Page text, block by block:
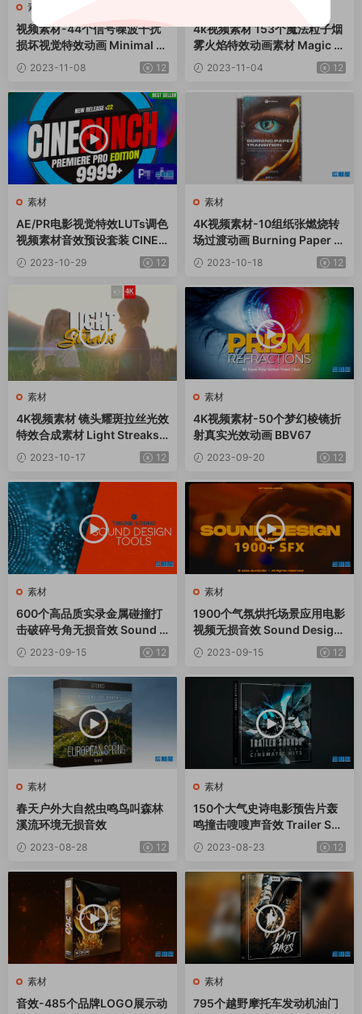
素材
视频素材-44个信号噪波干扰
损坏视觉特效动画 Minimal N
oise Loops
2023-11-08 12
4k视频素材 153个魔法粒子烟
雾火焰特效动画素材 Magic S
pell BBV48
2023-11-04 12
素材
AE/PR电影视觉特效LUTs调色
视频素材音效预设套装 CINEP
UNCH V22
2023-10-29 12
素材
4K视频素材-10组纸张燃烧转
场过渡动画 Burning Paper Tr
ansitions
2023-10-18 12
素材
4K视频素材 镜头耀斑拉丝光效
特效合成素材 Light Streaks B
BV322023-10-17 12
素材
4K视频素材-50个梦幻棱镜折
射真实光效动画 BBV67
2023-09-20 12
素材
600个高品质实录金属碰撞打
击破碎号角无损音效 Sound D
esign Tools
2023-09-15 12
素材
1900个气氛烘托场景应用电影
视频无损音效 Sound Design
Collection
2023-09-15 12
素材
春天户外大自然虫鸣鸟叫森林
溪流环境无损音效
2023-08-28 12
素材
150个大气史诗电影预告片轰
鸣撞击嗖嗖声音效 Trailer Sou
nds Vol.1 – Cinematic Hits
2023-08-23 12
素材
音效-485个品牌LOGO展示动
素材
795个越野摩托车发动机油门